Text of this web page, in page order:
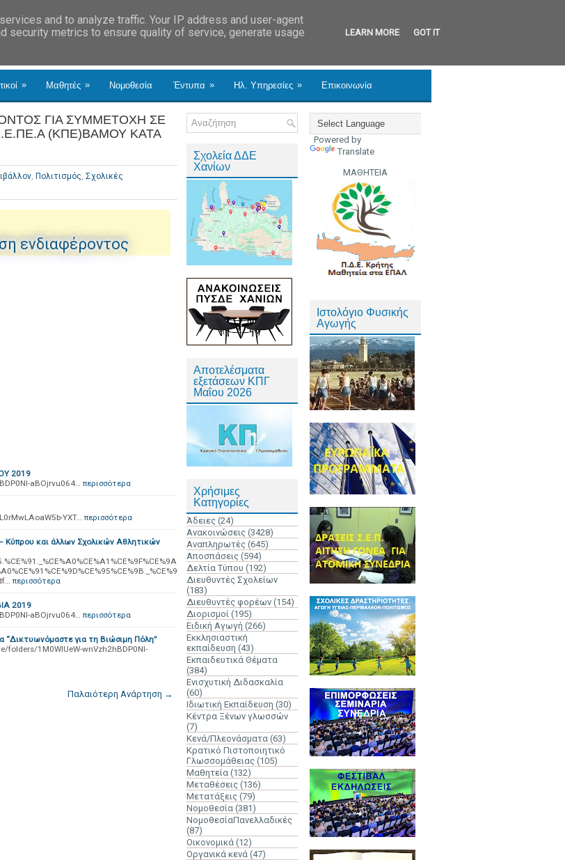
» Μαθητές » Νομοθεσία Έντυπα » Ηλ. Υπηρεσίες » Επικοινωνία
ΓΙΑ ΣΥΜΜΕΤΟΧΗ ΣΕ
(ΚΠΕ)ΒΑΜΟΥ ΚΑΤΑ
, Πολιτισμός, Σχολικές
ενδιαφέροντος
2019
aBOjrvu064… περισσότερα
YXT… περισσότερα
και άλλων Σχολικών Αθλητικών
περισσότερα
2019
aBOjrvu064… περισσότερα
“Δικτυωνόμαστε για τη Βιώσιμη Πόλη”
1M0WlUeW-wnVzh2hBDP0Nl-
Παλαιότερη Ανάρτηση →
Σχολεία ΔΔΕ
Χανίων
Αποτελέσματα
εξετάσεων ΚΠΓ
Μαΐου 2026
Χρήσιμες
Κατηγορίες
Άδειες (24)
Ανακοινώσεις (3428)
Αναπληρωτές (645)
Αποσπάσεις (594)
Δελτία Τύπου (192)
Διευθυντές Σχολείων
(183)
Διευθυντές φορέων (154)
Διορισμοί (195)
Ειδική Αγωγή (266)
Εκκλησιαστική
εκπαίδευση (43)
Εκπαιδευτικά Θέματα
(384)
Ενισχυτική Διδασκαλία
(60)
Ιδιωτική Εκπαίδευση (30)
Κέντρα Ξένων γλωσσών
(7)
Κενά/Πλεονάσματα (63)
Κρατικό Πιστοποιητικό
Γλωσσομάθειας (105)
Μαθητεία (132)
Μεταθέσεις (136)
Μετατάξεις (79)
Νομοθεσία (381)
ΝομοθεσίαΠανελλαδικές
(87)
Οικονομικά (12)
Οργανικά κενά (47)
Powered by
Translate
ΜΑΘΗΤΕΙΑ
Ιστολόγιο Φυσικής
Αγωγής
and to analyze traffic. Your IP address and user-agent
security metrics to ensure quality of service, generate usage
LEARN MORE GOT IT